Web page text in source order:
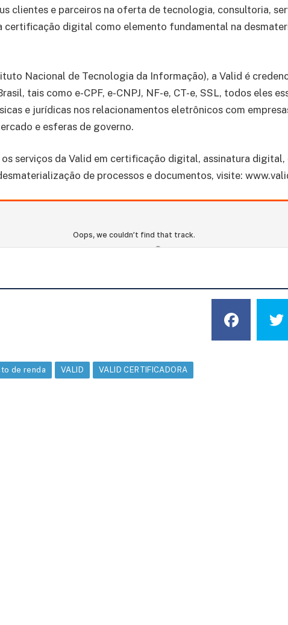
clientes e parceiros na oferta de tecnologia, consultoria,
certificação digital como elemento fundamental na
Nacional de Tecnologia da Informação), a Valid é
tais como e-CPF, e-CNPJ, NF-e, CT-e, SSL, todos eles
e jurídicas nos relacionamentos eletrônicos com
e esferas de governo.
os serviços da Valid em certificação digital, assinatura
de processos e documentos, visite:
de renda VALID VALID CERTIFICADORA